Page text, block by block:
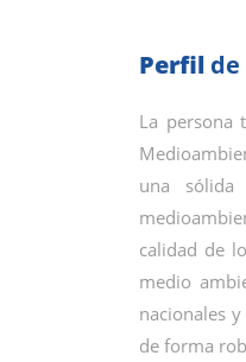
Perfil de
La persona
una sólida
calidad de
medio
nacionales
de forma